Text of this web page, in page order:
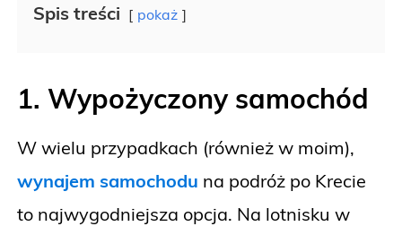
Spis treści pokaż
1. Wypożyczony samochód
W wielu przypadkach (również w moim),
wynajem samochodu na podróż po Krecie
to najwygodniejsza opcja. Na lotnisku w